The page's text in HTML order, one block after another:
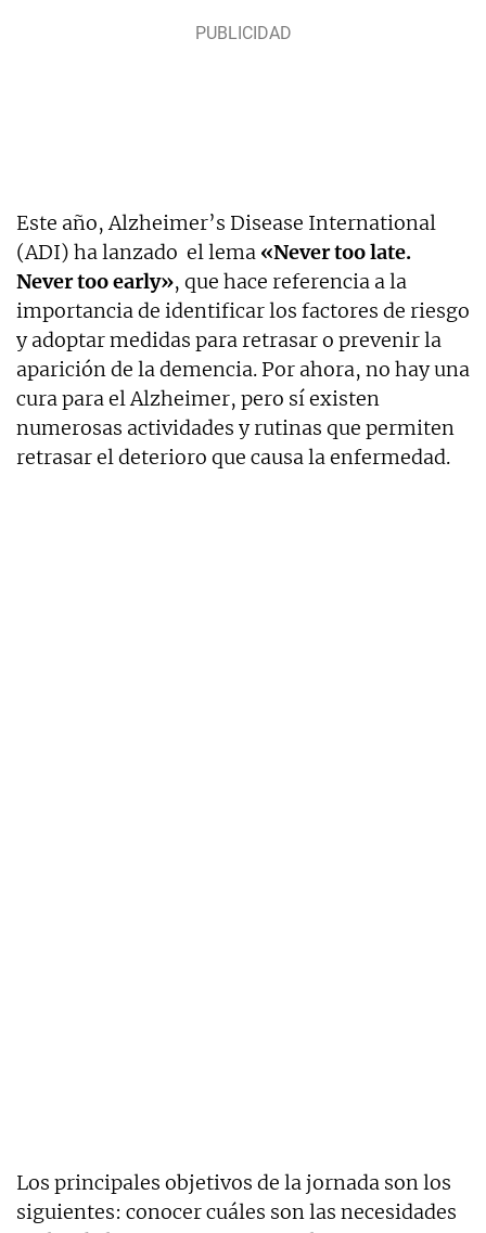
Este año, Alzheimer’s Disease International
(ADI) ha lanzado el lema «Never too late.
Never too early», que hace referencia a la
importancia de identificar los factores de riesgo
y adoptar medidas para retrasar o prevenir la
aparición de la demencia. Por ahora, no hay una
cura para el Alzheimer, pero sí existen
numerosas actividades y rutinas que permiten
retrasar el deterioro que causa la enfermedad.
Los principales objetivos de la jornada son los
siguientes: conocer cuáles son las necesidades